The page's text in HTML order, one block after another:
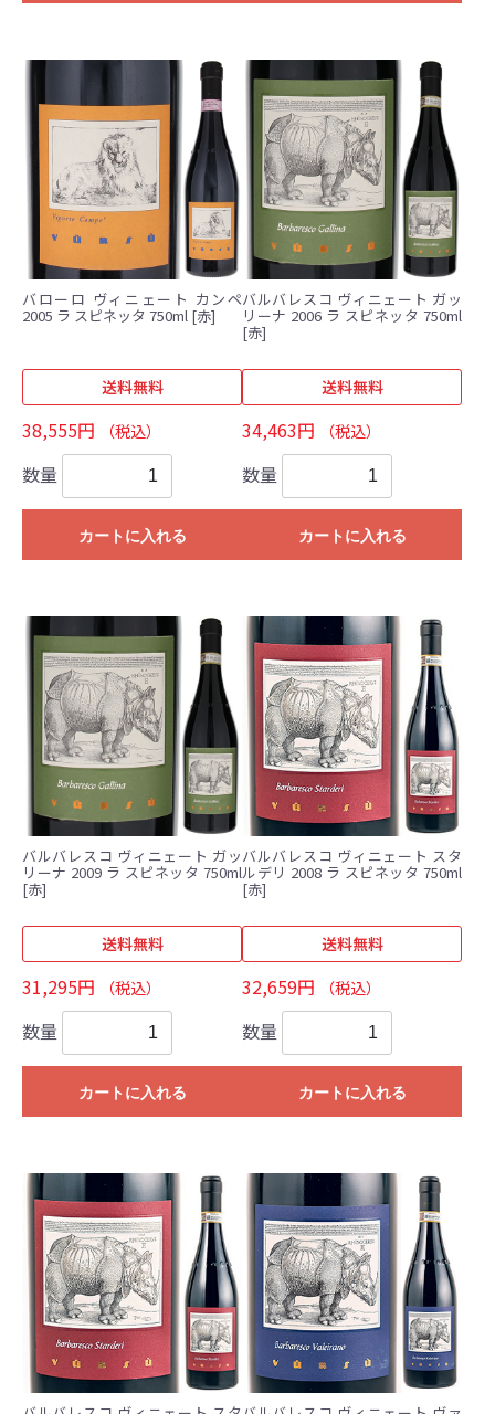
バローロ ヴィニェート カンペ
2005 ラ スピネッタ 750ml [赤]
送料無料
38,555円 （税込）
数量
カートに入れる
バルバレスコ ヴィニェート ガッ
リーナ 2006 ラ スピネッタ 750ml
[赤]
送料無料
34,463円 （税込）
数量
カートに入れる
バルバレスコ ヴィニェート ガッ
リーナ 2009 ラ スピネッタ 750ml
[赤]
送料無料
31,295円 （税込）
数量
カートに入れる
バルバレスコ ヴィニェート スタ
ルデリ 2008 ラ スピネッタ 750ml
[赤]
送料無料
32,659円 （税込）
数量
カートに入れる